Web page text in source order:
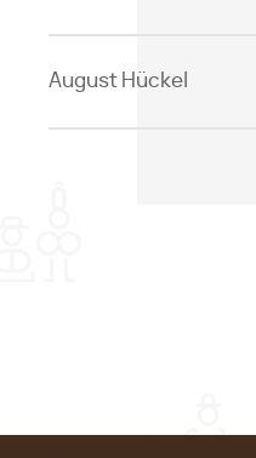
August Hückel